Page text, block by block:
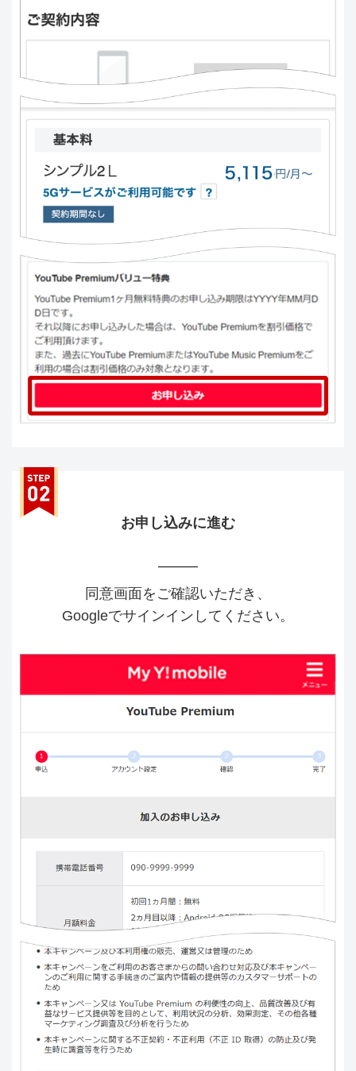
お申し込みに進む
同意画面をご確認いただき、
Googleでサインインしてください。